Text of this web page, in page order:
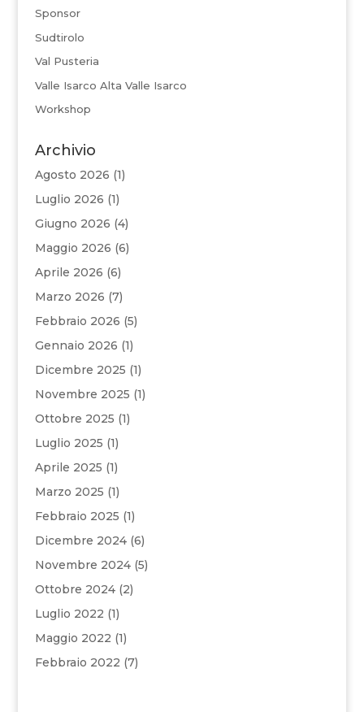
Sponsor
Sudtirolo
Val Pusteria
Valle Isarco Alta Valle Isarco
Workshop
Archivio
Agosto 2026 (1)
Luglio 2026 (1)
Giugno 2026 (4)
Maggio 2026 (6)
Aprile 2026 (6)
Marzo 2026 (7)
Febbraio 2026 (5)
Gennaio 2026 (1)
Dicembre 2025 (1)
Novembre 2025 (1)
Ottobre 2025 (1)
Luglio 2025 (1)
Aprile 2025 (1)
Marzo 2025 (1)
Febbraio 2025 (1)
Dicembre 2024(6)
Novembre 2024(5)
Ottobre 2024(2)
Luglio 2022 (1)
Maggio 2022 (1)
Febbraio 2022 (7)